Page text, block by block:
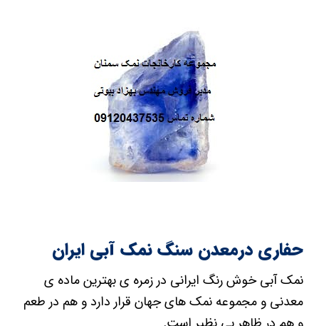
حفاری درمعدن سنگ نمک آبی ایران
نمک آبی خوش رنگ ایرانی در زمره ی بهترین ماده ی
معدنی و مجموعه نمک های جهان قرار دارد و هم در طعم